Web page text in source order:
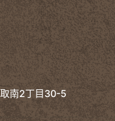
南2丁目30-5